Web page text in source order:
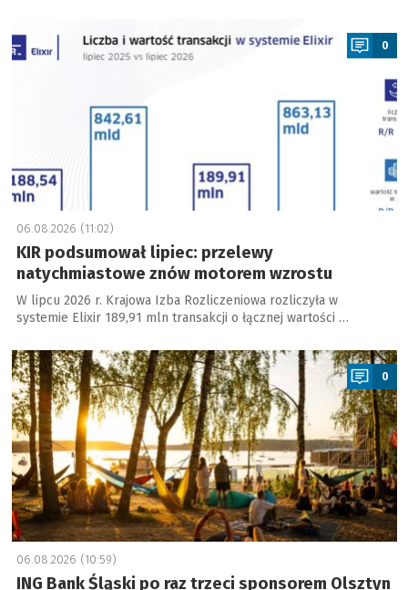
0
06.08.2026 (11:02)
KIR podsumował lipiec: przelewy
natychmiastowe znów motorem wzrostu
W lipcu 2026 r. Krajowa Izba Rozliczeniowa rozliczyła w
systemie Elixir 189,91 mln transakcji o łącznej wartości …
a
0
06.08.2026 (10:59)
ING Bank Śląski po raz trzeci sponsorem Olsztyn